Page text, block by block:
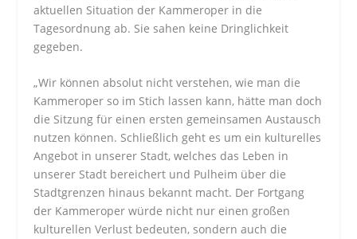
aktuellen Situation der Kammeroper in die
Tagesordnung ab. Sie sahen keine Dringlichkeit
gegeben.
„Wir können absolut nicht verstehen, wie man die
Kammeroper so im Stich lassen kann, hätte man doch
die Sitzung für einen ersten gemeinsamen Austausch
nutzen können. Schließlich geht es um ein kulturelles
Angebot in unserer Stadt, welches das Leben in
unserer Stadt bereichert und Pulheim über die
Stadtgrenzen hinaus bekannt macht. Der Fortgang
der Kammeroper würde nicht nur einen großen
kulturellen Verlust bedeuten, sondern auch die